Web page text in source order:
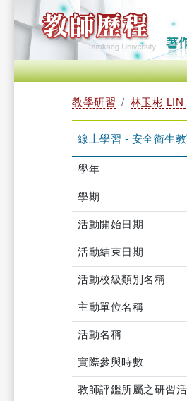
教學研習 林玉彬 LIN
線上學習 - 安全衛生
學年
學期
活動開始日期
活動結束日期
活動校級類別名稱
主動單位名稱
活動名稱
實際參與時數
教師評鑑所屬之研習